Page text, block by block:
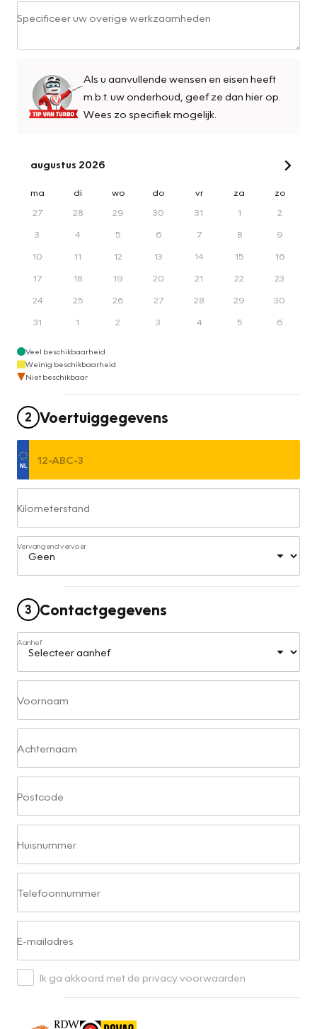
Specificeer uw overige werkzaamheden
Als u aanvullende wensen en eisen heeft
m.b.t. uw onderhoud, geef ze dan hier op.
Wees zo specifiek mogelijk.
augustus 2026
ma di wo do vr za
zo
27
28 29 30 31 1
2
3
4 5 6 7 8
9
10
11 12 13 14 15
16
17
18 19 20 21 22
23
24
25 26 27 28 29
30
31
1 2 3 4 5 6
Veel beschikbaarheid
Weinig beschikbaarheid
Niet beschikbaar
2 Voertuiggegevens
Kilometerstand
Vervangend vervoer
3 Contactgegevens
Aanhef
Voornaam
Achternaam
Postcode
Huisnummer
Telefoonnummer
E-mailadres
Ik ga akkoord met de privacy voorwaarden